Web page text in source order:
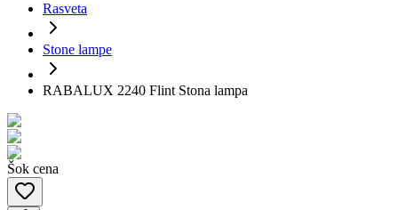
Rasveta
Stone lampe
RABALUX 2240 Flint Stona lampa
Šok cena